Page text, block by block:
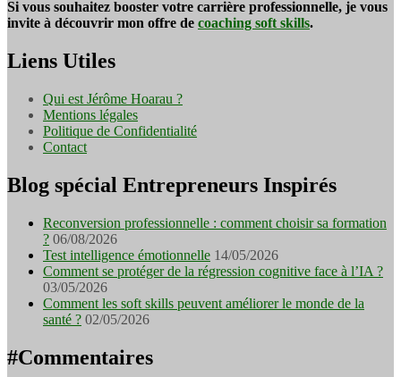
Si vous souhaitez booster votre carrière professionnelle, je vous
invite à découvrir mon offre de coaching soft skills.
Liens Utiles
Qui est Jérôme Hoarau ?
Mentions légales
Politique de Confidentialité
Contact
Blog spécial Entrepreneurs Inspirés
Reconversion professionnelle : comment choisir sa formation
? 06/08/2026
Test intelligence émotionnelle 14/05/2026
Comment se protéger de la régression cognitive face à l’IA ?
03/05/2026
Comment les soft skills peuvent améliorer le monde de la
santé ? 02/05/2026
#Commentaires